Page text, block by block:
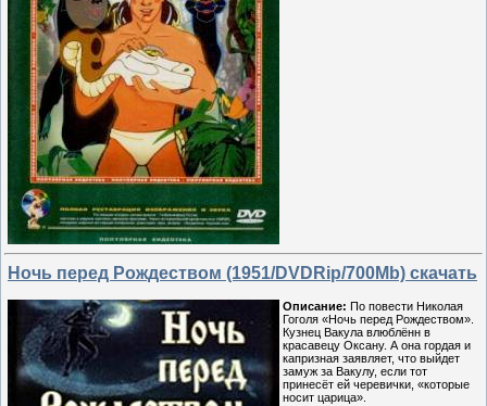
Ночь перед Рождеством (1951/DVDRip/700Mb) скачать
Описание: По повести Николая
Гоголя «Ночь перед Рождеством».
Кузнец Вакула влюблённ в
красавецу Оксану. А она гордая и
капризная заявляет, что выйдет
замуж за Вакулу, если тот
принесёт ей черевички, «которые
носит царица».